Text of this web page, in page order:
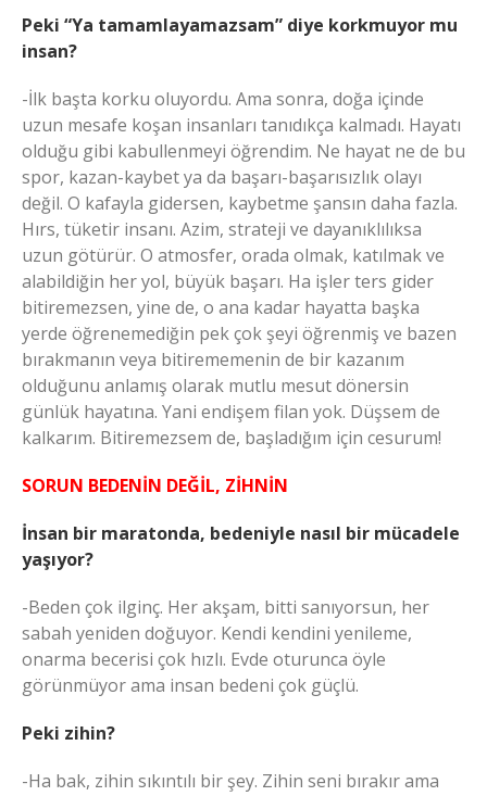
Peki “Ya tamamlayamazsam” diye korkmuyor mu
insan?
-İlk başta korku oluyordu. Ama sonra, doğa içinde
uzun mesafe koşan insanları tanıdıkça kalmadı. Hayatı
olduğu gibi kabullenmeyi öğrendim. Ne hayat ne de bu
spor, kazan-kaybet ya da başarı-başarısızlık olayı
değil. O kafayla gidersen, kaybetme şansın daha fazla.
Hırs, tüketir insanı. Azim, strateji ve dayanıklılıksa
uzun götürür. O atmosfer, orada olmak, katılmak ve
alabildiğin her yol, büyük başarı. Ha işler ters gider
bitiremezsen, yine de, o ana kadar hayatta başka
yerde öğrenemediğin pek çok şeyi öğrenmiş ve bazen
bırakmanın veya bitirememenin de bir kazanım
olduğunu anlamış olarak mutlu mesut dönersin
günlük hayatına. Yani endişem filan yok. Düşsem de
kalkarım. Bitiremezsem de, başladığım için cesurum!
SORUN BEDENİN DEĞİL, ZİHNİN
İnsan bir maratonda, bedeniyle nasıl bir mücadele
yaşıyor?
-Beden çok ilginç. Her akşam, bitti sanıyorsun, her
sabah yeniden doğuyor. Kendi kendini yenileme,
onarma becerisi çok hızlı. Evde oturunca öyle
görünmüyor ama insan bedeni çok güçlü.
Peki zihin?
-Ha bak, zihin sıkıntılı bir şey. Zihin seni bırakır ama